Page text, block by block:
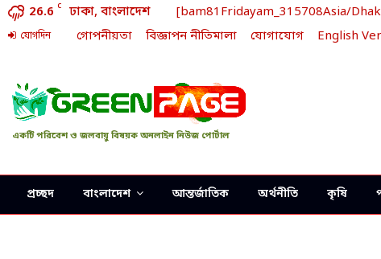
26.6 C ঢাকা, বাংলাদেশ [bam81Fridayam_315708Asia/
যোগদিন গোপনীয়তা বিজ্ঞাপন নীতিমালা যোগাযোগ English
একটি পরিবেশ ও জলবায়ু বিষয়ক অনলাইন নিউজ পোর্টাল
প্রচ্ছদ বাংলাদেশ আন্তর্জাতিক অর্থনীতি কৃষি